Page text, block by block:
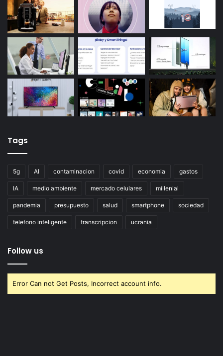
Tags
5g AI contaminacion covid economia gastos
IA medio ambiente mercado celulares millenial
pandemia presupuesto salud smartphone sociedad
telefono inteligente transcripcion ucrania
Follow us
Error Can not Get Posts, Incorrect account info.